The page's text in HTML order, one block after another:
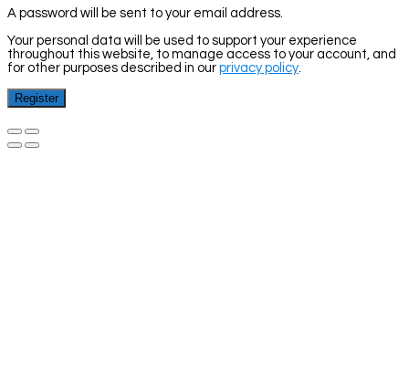
A password will be sent to your email address.
Your personal data will be used to support your experience
throughout this website, to manage access to your account, and
for other purposes described in our privacy policy
Register